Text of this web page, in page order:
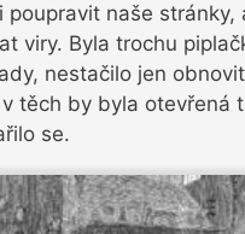
poupravit naše stránky,
viry. Byla trochu
nestačilo jen
těch by byla otevřená
se.